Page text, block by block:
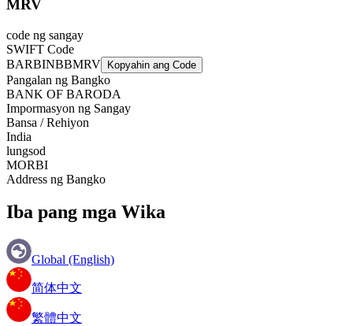
MRV
code ng sangay
SWIFT Code
BARBINBBMRV Kopyahin ang Code
Pangalan ng Bangko
BANK OF BARODA
Impormasyon ng Sangay
Bansa / Rehiyon
India
lungsod
MORBI
Address ng Bangko
Iba pang mga Wika
Global (English)
简体中文
繁體中文